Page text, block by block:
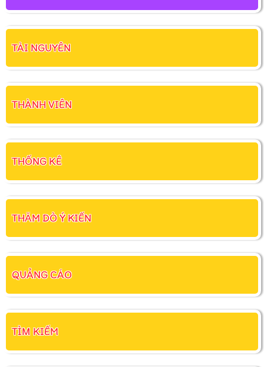
TÀI NGUYÊN
THÀNH VIÊN
THỐNG KÊ
THĂM DÒ Ý KIẾN
QUẢNG CÁO
TÌM KIẾM